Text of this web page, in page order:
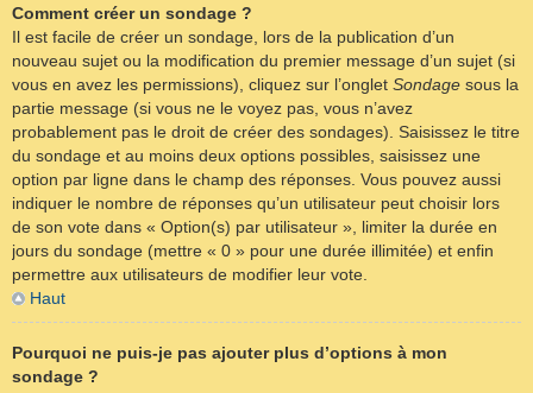
Comment créer un sondage ?
Il est facile de créer un sondage, lors de la publication d’un
nouveau sujet ou la modification du premier message d’un sujet (si
vous en avez les permissions), cliquez sur l’onglet Sondage sous la
partie message (si vous ne le voyez pas, vous n’avez
probablement pas le droit de créer des sondages). Saisissez le titre
du sondage et au moins deux options possibles, saisissez une
option par ligne dans le champ des réponses. Vous pouvez aussi
indiquer le nombre de réponses qu’un utilisateur peut choisir lors
de son vote dans « Option(s) par utilisateur », limiter la durée en
jours du sondage (mettre « 0 » pour une durée illimitée) et enfin
permettre aux utilisateurs de modifier leur vote.
Haut
Pourquoi ne puis-je pas ajouter plus d’options à mon
sondage ?